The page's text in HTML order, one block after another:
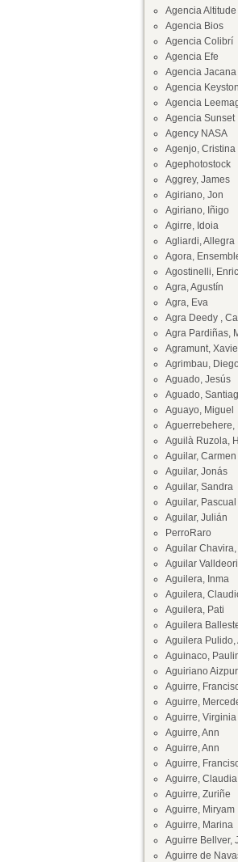
Agencia Altitude
Agencia Bios
Agencia Colibrí
Agencia Efe
Agencia Jacana
Agencia
Agencia
Agencia Sunset
Agency NASA
Agenjo, Cristina
Agephotostock
Aggrey, James
Agiriano, Jon
Agiriano, Iñigo
Agirre, Idoia
Agliardi, Allegra
Agora,
Agostinelli,
Agra, Agustín
Agra, Eva
Agra Deedy ,
Agra Pardiñas,
Agramunt,
Agrimbau,
Aguado, Jesús
Aguado,
Aguayo, Miguel
Aguerrebehere,
Aguilà Ruzola,
Aguilar, Carmen
Aguilar, Jonás
Aguilar, Sandra
Aguilar, Pascual
Aguilar, Julián
PerroRaro
Aguilar
Aguilar
Aguilera, Inma
Aguilera,
Aguilera, Pati
Aguilera
Aguilera Pulido,
Aguinaco,
Aguiriano
Aguirre,
Aguirre,
Aguirre, Virginia
Aguirre, Ann
Aguirre, Ann
Aguirre,
Aguirre, Claudia
Aguirre, Zuriñe
Aguirre, Miryam
Aguirre, Marina
Aguirre Bellver,
Aguirre de